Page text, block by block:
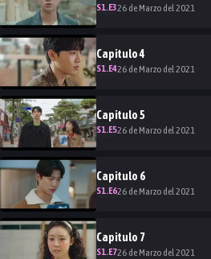
S1.E326 de Marzo del 2021
Capitulo4
S1.E426 de Marzo del 2021
Capitulo5
S1.E526 de Marzo del 2021
Capitulo 6
S1.E626 de Marzo del 2021
Capitulo 7
S1.E726 de Marzo del 2021